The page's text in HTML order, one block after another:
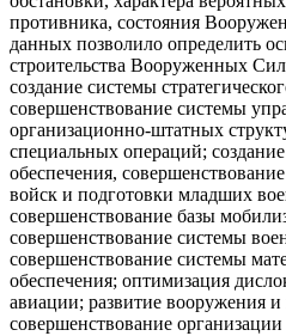
противника, состояния
данных позволило определить
строительства Вооруженных
создание системы
совершенствование системы
организационно-штатных
специальных операций;
обеспечения,
войск и подготовки младших
совершенствование базы
совершенствование системы
совершенствование системы
обеспечения; оптимизация
авиации; развитие вооружения
совершенствование